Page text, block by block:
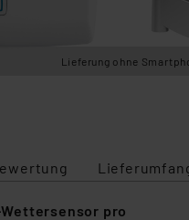
Lieferung ohne
pro